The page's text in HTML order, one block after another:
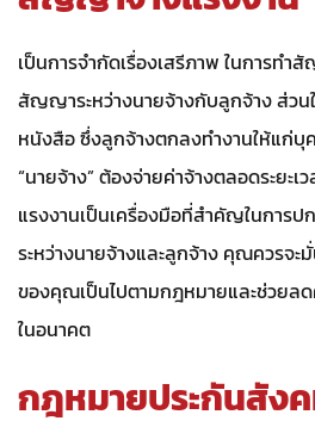
เป็นการจำกัดเรื่องเสรีภาพ ในการท
สัญญาระหว่างนายจ้างกับลูกจ้าง ส่วน
หนังสือ ซึ่งลูกจ้างตกลงทำงานให้แก่บุ
“นายจ้าง” ต้องจ่ายค่าจ้างตลอดระยะ
แรงงานเป็นเครื่องมือที่สำคัญในการ
ระหว่างนายจ้างและลูกจ้าง คุณควรจ
ของคุณเป็นไปตามกฎหมายและช่วยล
ในอนาคต
กฎหมายประกันสัง